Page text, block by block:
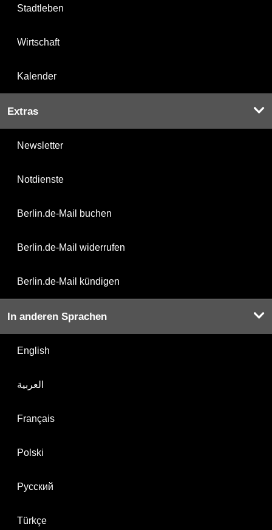
Stadtleben
Wirtschaft
Kalender
Extras
Newsletter
Notdienste
Berlin.de-Mail buchen
Berlin.de-Mail widerrufen
Berlin.de-Mail kündigen
In anderen Sprachen
English
العربية
Français
Polski
Русский
Türkçe